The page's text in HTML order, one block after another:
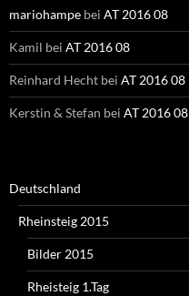
mariohampe bei AT 2016 08
Kamil bei AT 2016 08
Reinhard Hecht bei AT 2016 08
Kerstin & Stefan bei AT 2016 08
Deutschland
Rheinsteig 2015
Bilder 2015
Rheisteig 1.Tag